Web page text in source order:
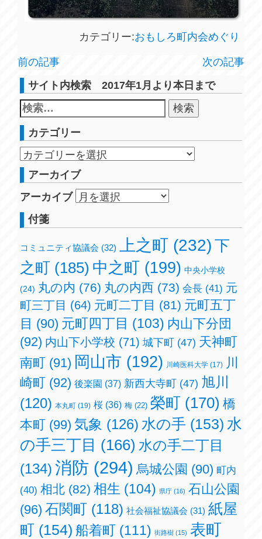
カテゴリー:おもしろ町内会めぐり
前の記事
次の記事
サイト内検索 2017年1月より本日まで
カテゴリー
アーカイブ
アーカイブ
付箋
コミュニティ協議会 (32) 上之町(232) 下
之町(185) 中之町(199) 中央小学校
(24) 丸の内 (76) 丸の内西(73) 会長(41) 元
町三丁目 (64) 元町二丁目 (81) 元町五丁
目 (90) 元町四丁目 (103) 内山下分団
(92) 内山下小学校 (71) 城下町(47) 天神町
南町(91) 岡山市 (192) 川崎医科大学(17)
川
崎町(92) 後楽園 (37) 新西大寺町(47) 旭川
(120) 本丸町(19) 桜(36) 梅(22) 榮町(170) 橋
本町(99) 気象 (126) 水の手 (153) 水
の手三丁目 (166) 水の手二丁目
(134) 消防 (294) 烏城公園 (90) 町内
(40) 相北(82) 相生 (104) 県庁(16) 石山公園
(96) 石関町(118) 社会福祉協議会 (31) 紙屋
町(154) 船着町(111) 街路樹(15) 表町